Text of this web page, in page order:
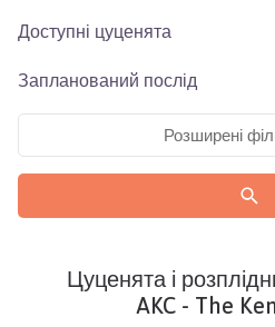
Доступні цуценята
Запланований послід
Розширені
Цуценята і
AKC - The